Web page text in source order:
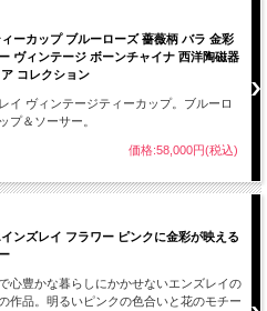
ーカップ ブルーローズ 薔薇柄 バラ 金彩
ヴィンテージ ボーンチャイナ 西洋陶磁器
コレクション
イ ヴィンテージティーカップ。ブルーロ
プ＆ソーサー。
価格:58,000円(税込)
ンズレイ フラワー ピンクに金彩が映える
心豊かな暮らしにかかせないエンズレイの
作品。明るいピンクの色合いと花のモチー